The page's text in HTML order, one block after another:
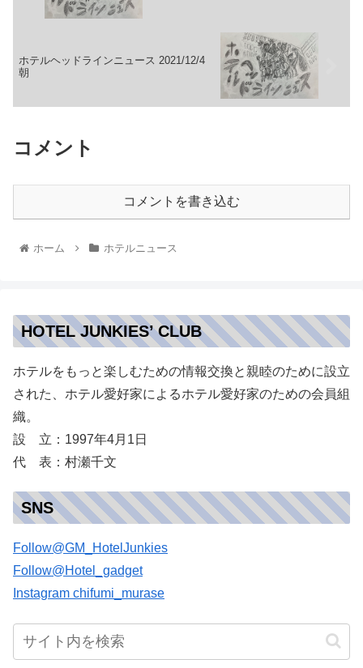
ホテルヘッドラインニュース 2021/12/4
朝
コメント
コメントを書き込む
ホーム ホテルニュース
HOTEL JUNKIES’ CLUB
ホテルをもっと楽しむための情報交換と親睦のために設立
された、ホテル愛好家によるホテル愛好家のための会員組
織。
設 立：1997年4月1日
代 表：村瀬千文
SNS
Follow@GM_HotelJunkies
Follow@Hotel_gadget
Instagram chifumi_murase